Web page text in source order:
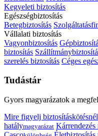
Kegyeleti biztosítás
Egészségbiztosítás
Betegbiztosítás
Vállalati biztosítás
Vagyonbiztosítás
biztosítás
szerelés biztosítás Céges
Tudástár
Gyors magyarázatok a
Mire figyelj
hatálymagyarázat Kárrendezés